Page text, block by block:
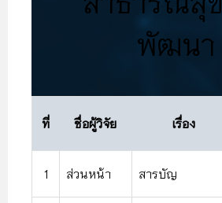
พัฒนา
ที่ ชื่อผู้วิจัย เรื่อง
1 ส่วนหน้า สารบัญ